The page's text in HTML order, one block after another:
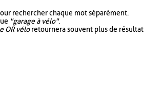
rechercher chaque mot séparément.
"garage à vélo".
OR véloretournera souvent plus de résultat